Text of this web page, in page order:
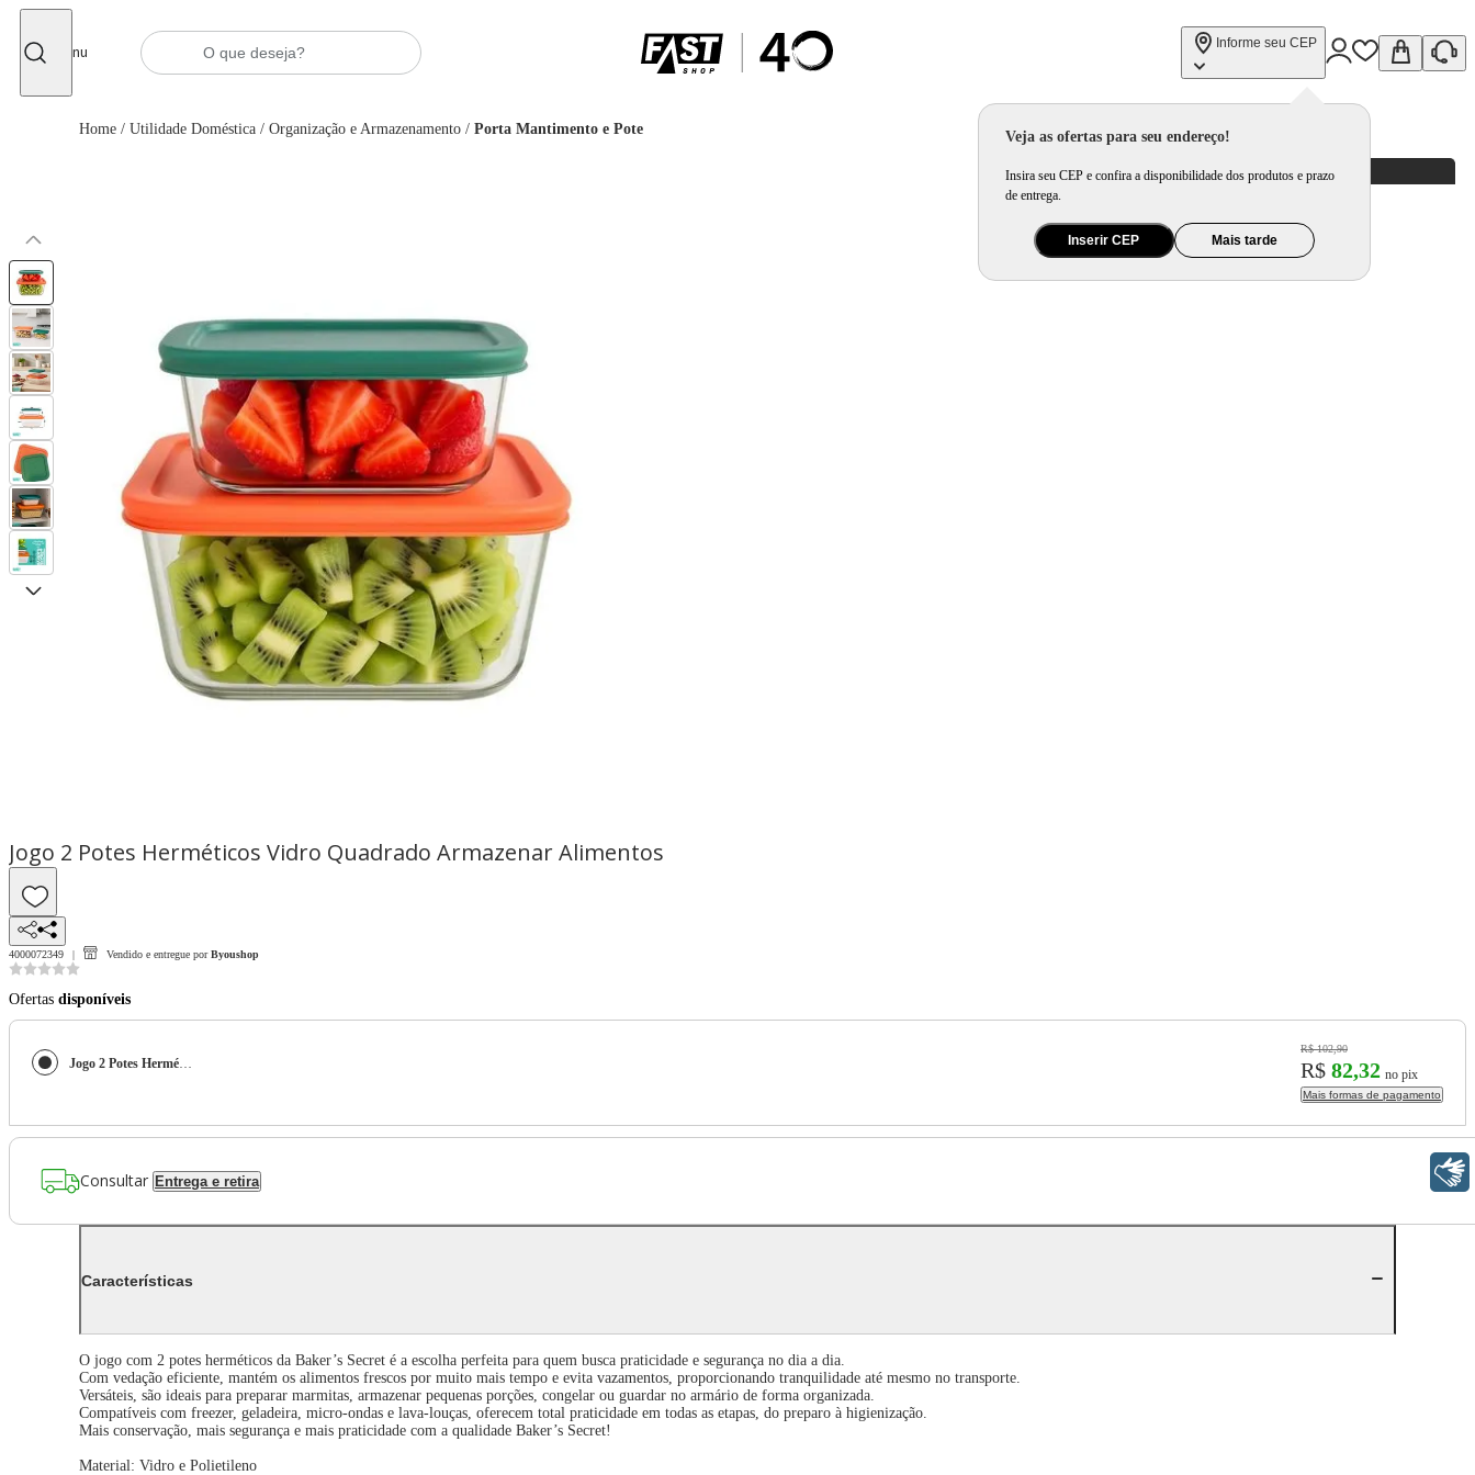
Menu
Informe seu CEP
Veja as ofertas para seu endereço!
Insira seu CEP e confira a disponibilidade dos produtos e prazo
de entrega.
Inserir CEP Mais tarde
Home / Utilidade Doméstica / Organização e Armazenamento / Porta Mantimento e Pote
Jogo 2 Potes Herméticos Vidro Quadrado Armazenar Alimentos
4000072349 Vendido e entregue por Byoushop
Ofertas disponíveis
Jogo 2 Potes Herméticos Vidro Quadrado Armazenar Alimentos
R$ 102,90
R$ 82,32 no pix
Mais formas de pagamento
Consultar Entrega e retira
Características
O jogo com 2 potes herméticos da Baker’s Secret é a escolha perfeita para quem busca praticidade e segurança no dia a dia.
Com vedação eficiente, mantém os alimentos frescos por muito mais tempo e evita vazamentos, proporcionando tranquilidade até mesmo no transporte.
Versáteis, são ideais para preparar marmitas, armazenar pequenas porções, congelar ou guardar no armário de forma organizada.
Compatíveis com freezer, geladeira, micro-ondas e lava-louças, oferecem total praticidade em todas as etapas, do preparo à higienização.
Mais conservação, mais segurança e mais praticidade com a qualidade Baker’s Secret!
Material: Vidro e Polietileno